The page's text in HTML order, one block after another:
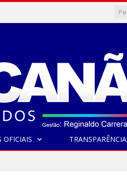
OFICIAIS TRANSPARÊNCIA